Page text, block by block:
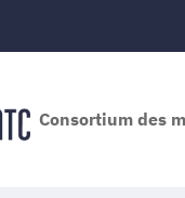
Consortium des